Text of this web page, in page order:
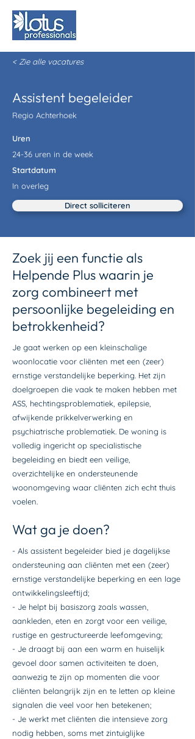
< Zie alle vacatures
Assistent begeleider
Regio Achterhoek
Uren
24-36 uren in de week
Startdatum
In overleg
Direct solliciteren
Zoek jij een functie als
Helpende Plus waarin je
zorg combineert met
persoonlijke begeleiding en
betrokkenheid?
Je gaat werken op een kleinschalige
woonlocatie voor cliënten met een (zeer)
ernstige verstandelijke beperking. Het zijn
doelgroepen die vaak te maken hebben met
ASS, hechtingsproblematiek, epilepsie,
afwijkende prikkelverwerking en
psychiatrische problematiek. De woning is
volledig ingericht op specialistische
begeleiding en biedt een veilige,
overzichtelijke en ondersteunende
woonomgeving waar cliënten zich echt thuis
voelen.
Wat ga je doen?
- Als assistent begeleider bied je dagelijkse
ondersteuning aan cliënten met een (zeer)
ernstige verstandelijke beperking en een lage
ontwikkelingsleeftijd;
- Je helpt bij basiszorg zoals wassen,
aankleden, eten en zorgt voor een veilige,
rustige en gestructureerde leefomgeving;
- Je draagt bij aan een warm en huiselijk
gevoel door samen activiteiten te doen,
aanwezig te zijn op momenten die voor
cliënten belangrijk zijn en te letten op kleine
signalen die veel voor hen betekenen;
- Je werkt met cliënten die intensieve zorg
nodig hebben, soms met zintuiglijke